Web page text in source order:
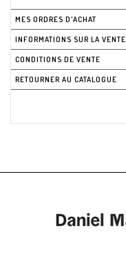
MES ORDRES D'ACHAT
INFORMATIONS SUR LA VENTE
CONDITIONS DE VENTE
RETOURNER AU CATALOGUE